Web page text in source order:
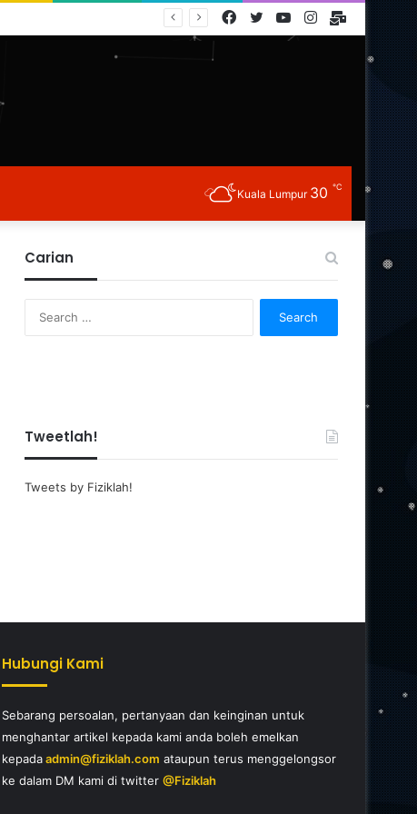
E-
Instagram
YouTube
Twitter
Facebook
Kuala Lumpur 30 ℃
Carian
Tweetlah!
Tweets by Fiziklah!
Hubungi Kami
Sebarang persoalan, pertanyaan dan keinginan untuk
menghantar artikel kepada kami anda boleh emelkan
kepadaadmin@fiziklah.com ataupun terus menggelongsor
ke dalam DM kami di twitter @Fiziklah